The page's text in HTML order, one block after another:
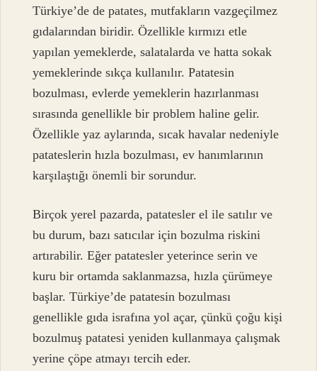
Türkiye’de de patates, mutfakların vazgeçilmez
gıdalarından biridir. Özellikle kırmızı etle
yapılan yemeklerde, salatalarda ve hatta sokak
yemeklerinde sıkça kullanılır. Patatesin
bozulması, evlerde yemeklerin hazırlanması
sırasında genellikle bir problem haline gelir.
Özellikle yaz aylarında, sıcak havalar nedeniyle
patateslerin hızla bozulması, ev hanımlarının
karşılaştığı önemli bir sorundur.
Birçok yerel pazarda, patatesler el ile satılır ve
bu durum, bazı satıcılar için bozulma riskini
artırabilir. Eğer patatesler yeterince serin ve
kuru bir ortamda saklanmazsa, hızla çürümeye
başlar. Türkiye’de patatesin bozulması
genellikle gıda israfına yol açar, çünkü çoğu kişi
bozulmuş patatesi yeniden kullanmaya çalışmak
yerine çöpe atmayı tercih eder.